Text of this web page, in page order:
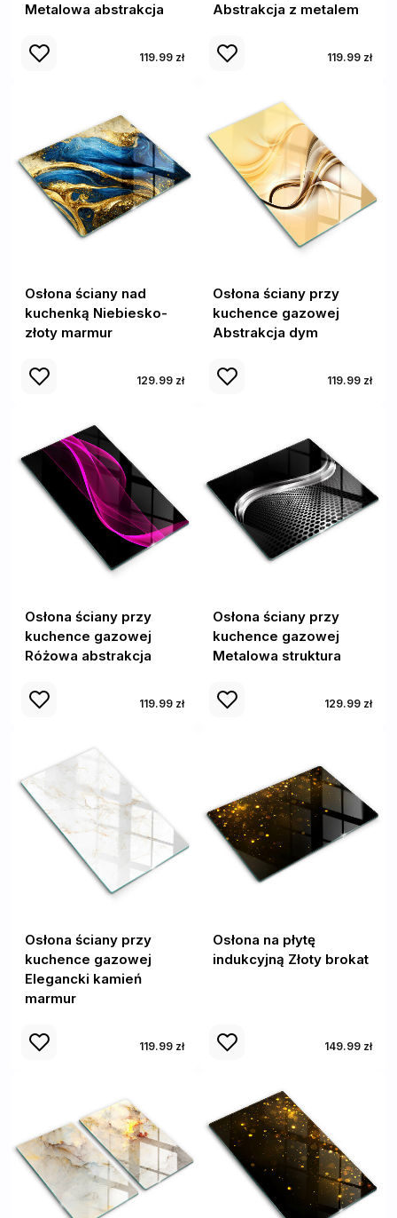
Metalowa abstrakcja
119.99 zł
Abstrakcja z metalem
119.99 zł
Osłona ściany nad
kuchenką Niebiesko-
złoty marmur
129.99 zł
Osłona ściany przy
kuchence gazowej
Abstrakcja dym
119.99 zł
Osłona ściany przy
kuchence gazowej
Różowa abstrakcja
119.99 zł
Osłona ściany przy
kuchence gazowej
Metalowa struktura
129.99 zł
Osłona ściany przy
kuchence gazowej
Elegancki kamień
marmur
119.99 zł
Osłona na płytę
indukcyjną Złoty brokat
149.99 zł